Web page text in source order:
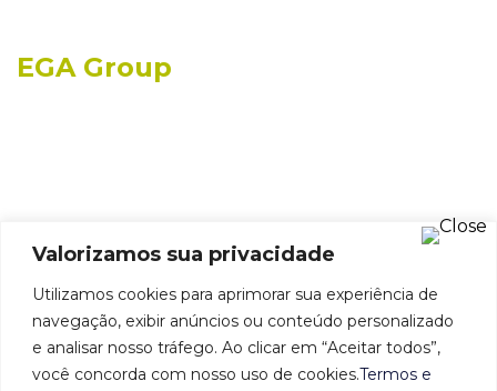
Valorizamos sua privacidade
Utilizamos cookies para aprimorar sua experiência de
navegação, exibir anúncios ou conteúdo personalizado
e analisar nosso tráfego. Ao clicar em “Aceitar todos”,
você concorda com nosso uso de cookies.Termos e
EGA Group
Fale conosco
Pça Gen. Gentil falcão, 108 - 14º andar - São
Paulo - SP
(11) 3028-1499